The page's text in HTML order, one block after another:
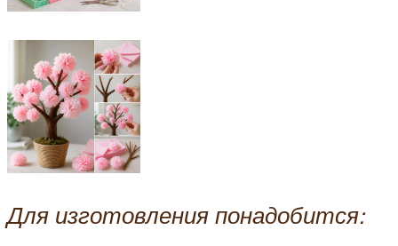
Для изготовления понадобится: